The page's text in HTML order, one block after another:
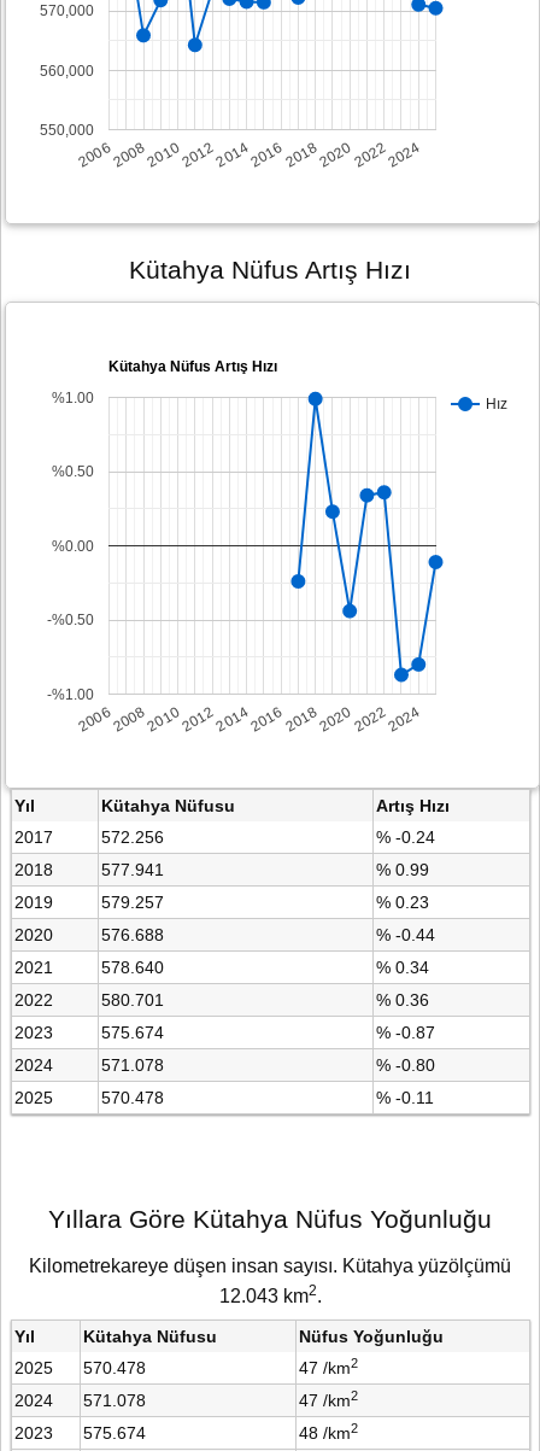
2006200820102012201420162018202020222024
550,000
560,000
570,000
Kütahya Nüfus Artış Hızı
Kütahya Nüfus Artış Hızı
Hız
2006200820102012201420162018202020222024
-%1.00
-%0.50
%0.00
%0.50
%1.00
Yıl Kütahya Nüfusu
Artış Hızı
2017
572.256
% -0.24
2018
577.941
% 0.99
2019
579.257
% 0.23
2020
576.688
% -0.44
2021
578.640
% 0.34
2022
580.701
% 0.36
2023
575.674
% -0.87
2024
571.078
% -0.80
2025
570.478 % -0.11
Yıllara Göre Kütahya Nüfus Yoğunluğu
Kilometrekareye düşen insan sayısı. Kütahya yüzölçümü
12.043 km2.
Yıl Kütahya Nüfusu
Nüfus Yoğunluğu
2025
570.478 47 /km2
2024 571.078 47 /km2
2023 575.674 48 /km2